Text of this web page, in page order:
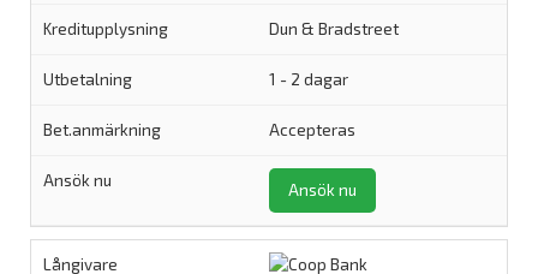
Dun & Bradstreet
1 - 2 dagar
Accepteras
Ansök nu